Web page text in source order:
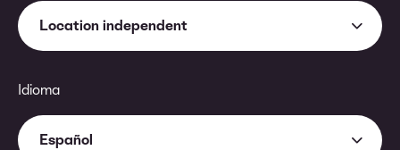
Location independent
Idioma
Español